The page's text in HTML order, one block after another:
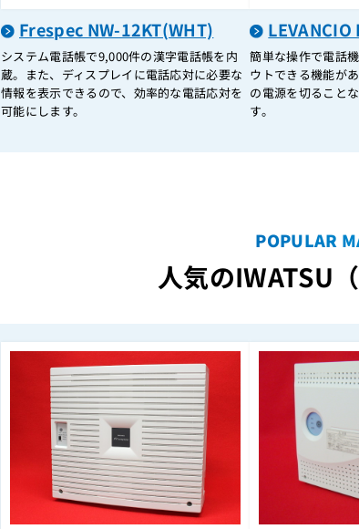
Frespec NW-12KT(WHT)
システム電話帳で9,000件の漢字電話帳を内
蔵。また、ディスプレイに電話応対に必要な
情報を表示できるので、効率的な電話応対を
可能にします。
簡単な操作で電話
ウトできる機能が
の電源を切ること
す。
POPULAR
人気のIWATSU